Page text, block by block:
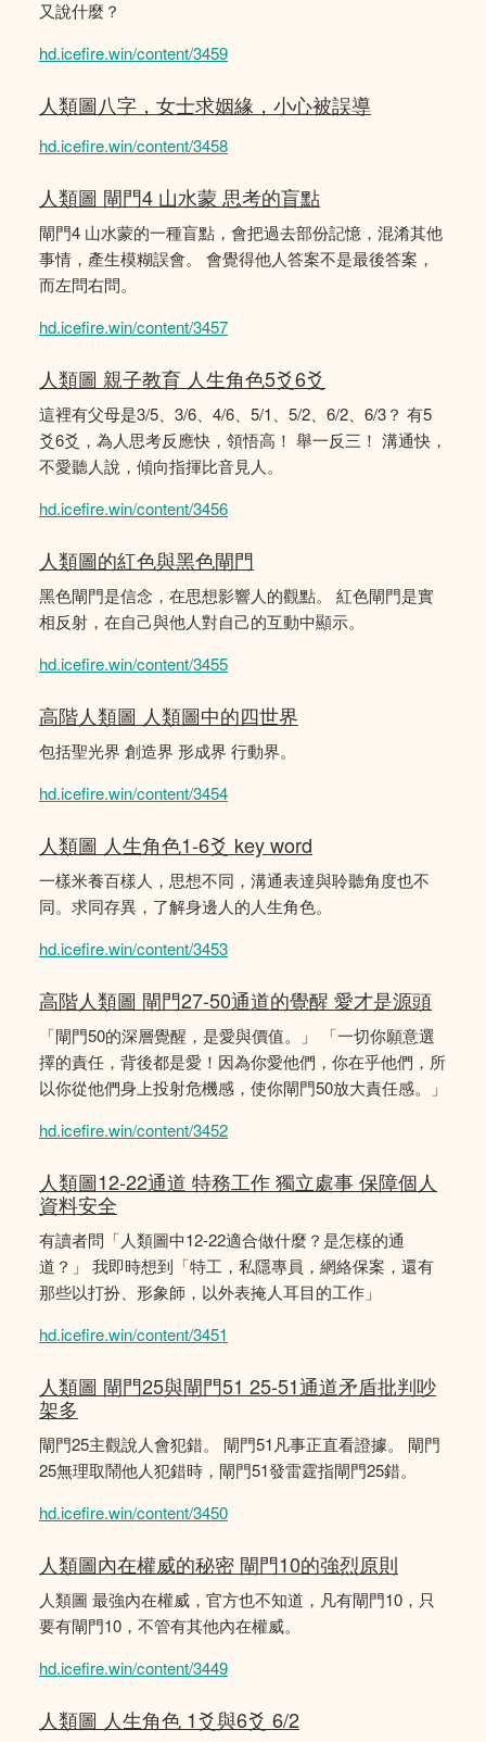
又說什麼？
hd.icefire.win/content/3459
人類圖八字，女士求姻緣，小心被誤導
hd.icefire.win/content/3458
人類圖 閘門4 山水蒙 思考的盲點
閘門4 山水蒙的一種盲點，會把過去部份記憶，混淆其他
事情，產生模糊誤會。 會覺得他人答案不是最後答案，
而左問右問。
hd.icefire.win/content/3457
人類圖 親子教育 人生角色5爻6爻
這裡有父母是3/5、3/6、4/6、5/1、5/2、6/2、6/3？ 有5
爻6爻，為人思考反應快，領悟高！ 舉一反三！ 溝通快，
不愛聽人說，傾向指揮比音見人。
hd.icefire.win/content/3456
人類圖的紅色與黑色閘門
黑色閘門是信念，在思想影響人的觀點。 紅色閘門是實
相反射，在自己與他人對自己的互動中顯示。
hd.icefire.win/content/3455
高階人類圖 人類圖中的四世界
包括聖光界 創造界 形成界 行動界。
hd.icefire.win/content/3454
人類圖 人生角色1-6爻 key word
一樣米養百樣人，思想不同，溝通表達與聆聽角度也不
同。求同存異，了解身邊人的人生角色。
hd.icefire.win/content/3453
高階人類圖 閘門27-50通道的覺醒 愛才是源頭
「閘門50的深層覺醒，是愛與價值。」 「一切你願意選
擇的責任，背後都是愛！因為你愛他們，你在乎他們，所
以你從他們身上投射危機感，使你閘門50放大責任感。」
hd.icefire.win/content/3452
人類圖12-22通道 特務工作 獨立處事 保障個人
資料安全
有讀者問「人類圖中12-22適合做什麼？是怎樣的通
道？」 我即時想到「特工，私隱專員，網絡保案，還有
那些以打扮、形象師，以外表掩人耳目的工作」
hd.icefire.win/content/3451
人類圖 閘門25與閘門51 25-51通道矛盾批判吵
架多
閘門25主觀說人會犯錯。 閘門51凡事正直看證據。 閘門
25無理取鬧他人犯錯時，閘門51發雷霆指閘門25錯。
hd.icefire.win/content/3450
人類圖內在權威的秘密 閘門10的強烈原則
人類圖 最強內在權威，官方也不知道，凡有閘門10，只
要有閘門10，不管有其他內在權威。
hd.icefire.win/content/3449
人類圖 人生角色 1爻與6爻 6/2